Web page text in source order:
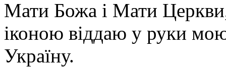
Мати Божа і Мати
іконою віддаю у руки
Україну.